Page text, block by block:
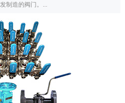
制造的阀门。...